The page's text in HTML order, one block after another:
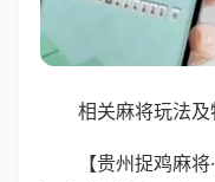
相关麻将玩法及
【贵州捉鸡麻